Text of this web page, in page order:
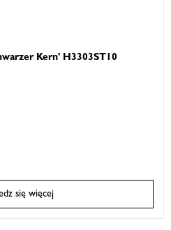
Kern' H3303ST10
się więcej